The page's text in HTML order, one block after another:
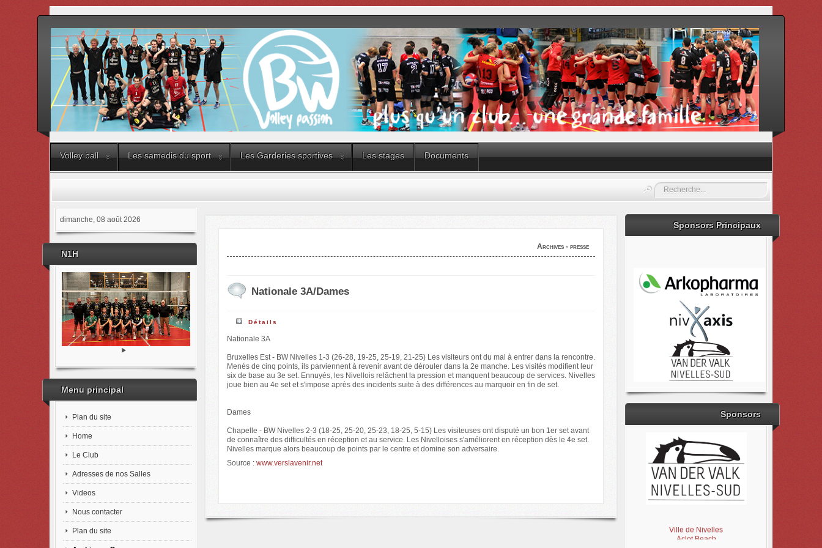
Volley ball Les samedis du sport Les Garderies sportives Les stages Documents
Rechercher
dimanche, 08 août 2026
N1H
Menu principal
Plan du site
Home
Le Club
Adresses de nos Salles
Videos
Nous contacter
Plan du site
Archives - presse
Nationale 3A/Dames
Détails
Nationale 3A
Bruxelles Est - BW Nivelles 1-3 (26-28, 19-25, 25-19, 21-25) Les visiteurs ont du mal à entrer dans la rencontre.
Menés de cinq points, ils parviennent à revenir avant de dérouler dans la 2e manche. Les visités modifient leur
six de base au 3e set. Ennuyés, les Nivellois relâchent la pression et manquent beaucoup de services. Nivelles
joue bien au 4e set et s'impose après des incidents suite à des différences au marquoir en fin de set.
Dames
Chapelle - BW Nivelles 2-3 (18-25, 25-20, 25-23, 18-25, 5-15) Les visiteuses ont disputé un bon 1er set avant
de connaître des difficultés en réception et au service. Les Nivelloises s'améliorent en réception dès le 4e set.
Nivelles marque alors beaucoup de points par le centre et domine son adversaire.
Source : www.verslavenir.net
Sponsors Principaux
Sponsors
Ville de Nivelles
Aclot Beach